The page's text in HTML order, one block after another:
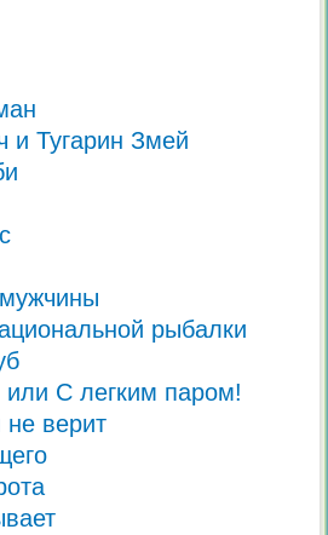
Тугарин Змей
рыбалки
С легким паром!
верит